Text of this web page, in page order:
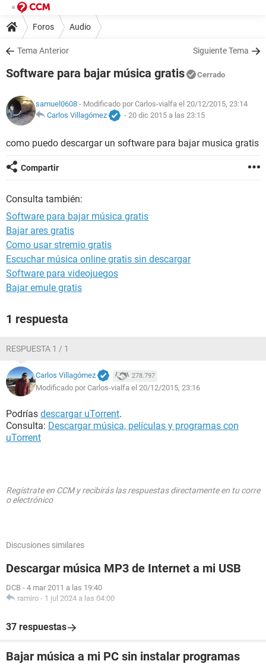
Foros Audio
Tema Anterior Siguiente Tema
Software para bajar música gratis Cerrado
samuel0608 - Modificado por Carlos-vialfa el 20/12/2015, 23:14
Carlos Villagómez
- 20 dic 2015 a las 23:15
como puedo descargar un software para bajar musica gratis
Compartir
Consulta también:
Software para bajar música gratis
Bajar ares gratis
Como usar stremio gratis
Escuchar música online gratis sin descargar
Software para videojuegos
Bajar emule gratis
1 respuesta
RESPUESTA 1 / 1
Carlos Villagómez 278.797
Modificado por Carlos-vialfa el 20/12/2015, 23:16
Podrías descargar uTorrent.
Consulta: Descargar música, películas y programas con
uTorrent
Regístrate en CCM y recibirás las respuestas directamente en tu corre
o electrónico
Discusiones similares
Descargar música MP3 de Internet a mi USB
DCB - 4 mar 2011 a las 19:40
ramiro - 1 jul 2024 a las 04:00
37 respuestas
Bajar música a mi PC sin instalar programas